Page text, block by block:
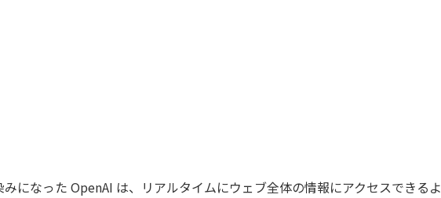
になった OpenAI は、リアルタイムにウェブ全体の情報にアクセスできるよ